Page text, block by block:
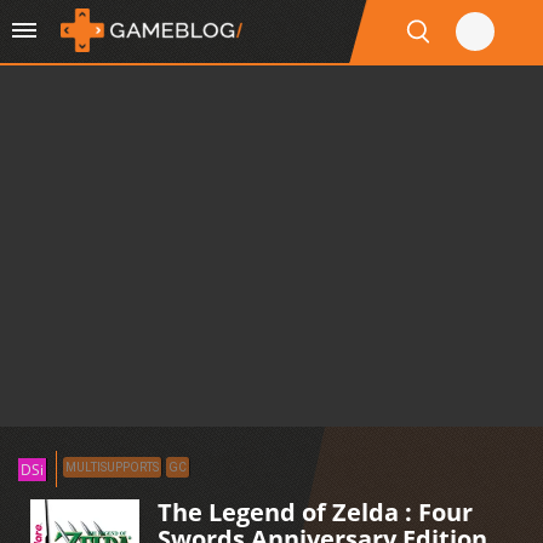
DSi MULTISUPPORTS GC
The Legend of Zelda : Four